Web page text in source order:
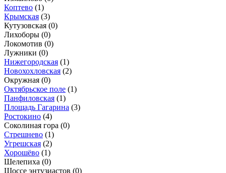
Коптево (1)
Крымская (3)
Кутузовская (0)
Лихоборы (0)
Локомотив (0)
Лужники (0)
Нижегородская (1)
Новохохловская (2)
Окружная (0)
Октябрьское поле (1)
Панфиловская (1)
Площадь Гагарина (3)
Ростокино (4)
Соколиная гора (0)
Стрешнево (1)
Угрешская (2)
Хорошёво (1)
Шелепиха (0)
Шоссе энтузиастов (0)